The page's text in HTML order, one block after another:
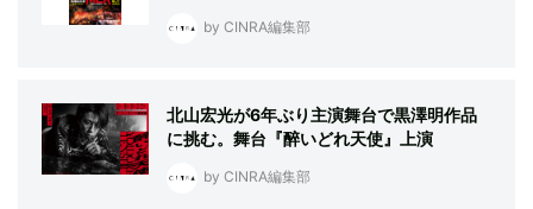
by CINRA編集部
北山宏光が6年ぶり主演舞台で黒澤明作品
に挑む。舞台『醉いどれ天使』上演
by CINRA編集部